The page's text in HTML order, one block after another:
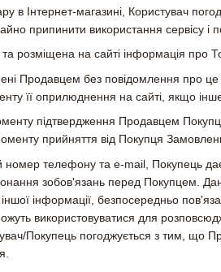
в Інтернет-магазині, Користувач
припинити використання сервісу
розміщена на сайті інформація про
Продавцем без повідомлення про
її оприлюднення на сайті, якщо
підтвердження Продавцем
прийняття від Покупця
телефону та e-mail, Покупець
зобов'язань перед Покупцем.
інформації, безпосередньо
використовуватися для
Покупець погоджується з тим, що